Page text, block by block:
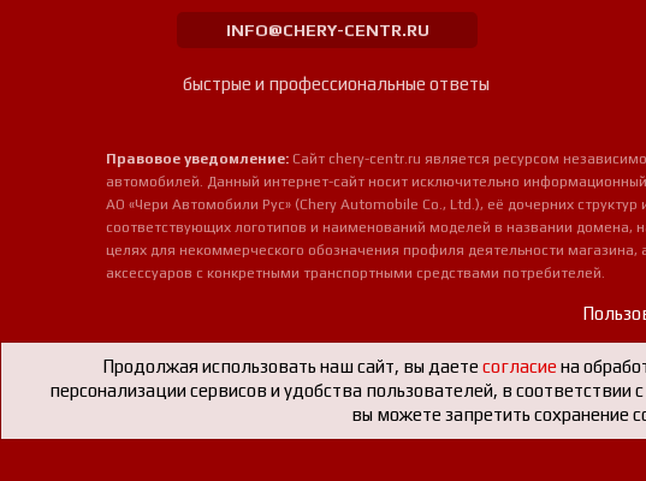
INFO@CHERY-CENTR.RU
быстрые и профессиональные ответы
Правовое уведомление: Сайт chery-centr.ru является ресурсом
автомобилей. Данный интернет-сайт носит исключительно
АО «Чери Автомобили Рус» (Chery Automobile Co., Ltd.), её дочерних
соответствующих логотипов и наименований моделей в названии домена,
целях для некоммерческого обозначения профиля деятельности
аксессуаров с конкретными транспортными средствами потребителей.
Продолжая использовать наш сайт, вы даете согласие на
персонализации сервисов и удобства пользователей, в соответствии с
вы можете запретить сохранение